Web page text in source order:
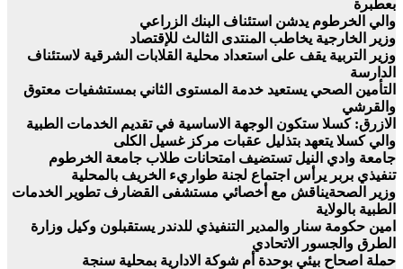
بعطبرة
والي الخرطوم يدشن استئناف البنك الزراعي
وزير الخارجية يخاطب المنتدى الثالث للإقتصاد
وزير التربية يقف على استعداد محلية القلابات الشرقية لاستئناف
الدارسة
التأمين الصحي يستعيد خدمة المستوى الثاني بمستشفيات معتوق
والقرشي
الازرق: كسلا ستكون الوجهة الاساسية في تقديم الخدمات الطبية
والي كسلا يتعهد بتذليل عقبات مركز غسيل الكلى
جامعة وادي النيل تستضيف امتحانات طلاب جامعة الخرطوم
تنفيذي بربر يرأس اجتماع لجنة طواريء الخريف بالمحلية
وزير الصحةيناقش مع أخصائي مستشفى القضارف تطوير الخدمات
الطبية بالولاية
امين حكومة سنار والمدير التنفيذي للدندر يستقبلون وكيل وزارة
الطرق والجسور الاتحادي
حملة اصحاح بيئي بوحدة أم شوكة الادارية بمحلية سنجة